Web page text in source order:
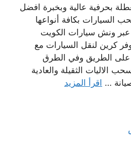
بحرفية عالية وبخبرة افضل
بكافة أنواعها
عبر ونش سيارات الكويت
كرين لنقل السيارات مع
على الطريق وفي الطرق
الاليات الثقيلة والعادية
… اقرأ المزيد